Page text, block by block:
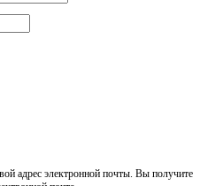
адрес электронной почты. Вы получите